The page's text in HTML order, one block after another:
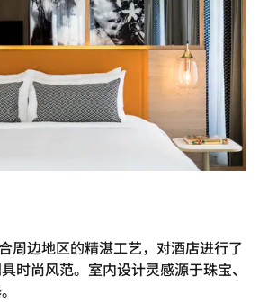
周边地区的精湛工艺，对酒店进行了
时尚风范。室内设计灵感源于珠宝、